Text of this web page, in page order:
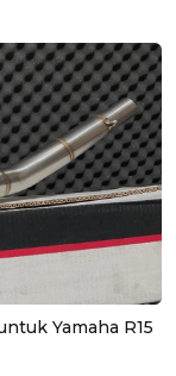
Yamaha R15